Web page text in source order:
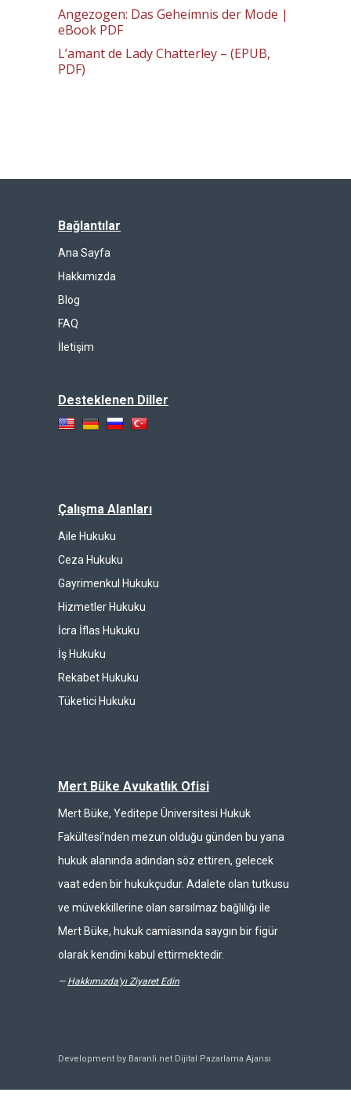
Angezogen: Das Geheimnis der Mode |
eBook PDF
L’amant de Lady Chatterley – (EPUB,
PDF)
Bağlantılar
Ana Sayfa
Hakkımızda
Blog
FAQ
İletişim
Desteklenen Diller
Çalışma Alanları
Aile Hukuku
Ceza Hukuku
Gayrimenkul Hukuku
Hizmetler Hukuku
İcra İflas Hukuku
İş Hukuku
Rekabet Hukuku
Tüketici Hukuku
Mert Büke Avukatlık Ofisi
Mert Büke, Yeditepe Üniversitesi Hukuk
Fakültesi’nden mezun olduğu günden bu yana
hukuk alanında adından söz ettiren, gelecek
vaat eden bir hukukçudur. Adalete olan tutkusu
ve müvekkillerine olan sarsılmaz bağlılığı ile
Mert Büke, hukuk camiasında saygın bir figür
olarak kendini kabul ettirmektedir.
— Hakkımızda'yı Ziyaret Edin
Development by Baranli.net Dijital Pazarlama Ajansı